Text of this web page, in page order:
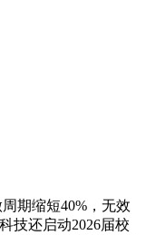
期缩短40%，无效
技还启动2026届校